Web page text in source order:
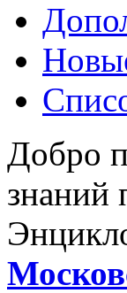
Добро
знаний